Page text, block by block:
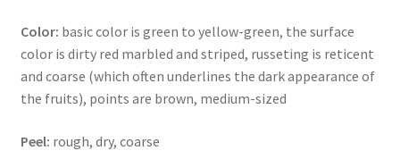
Color: basic color is green to yellow-green, the surface
color is dirty red marbled and striped, russeting is reticent
and coarse (which often underlines the dark appearance of
the fruits), points are brown, medium-sized
Peel: rough, dry, coarse